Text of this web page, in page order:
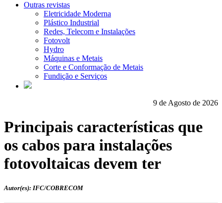
Outras revistas
Eletricidade Moderna
Plástico Industrial
Redes, Telecom e Instalações
Fotovolt
Hydro
Máquinas e Metais
Corte e Conformação de Metais
Fundição e Serviços
9 de Agosto de 2026
Principais características que
os cabos para instalações
fotovoltaicas devem ter
Autor(es): IFC/COBRECOM